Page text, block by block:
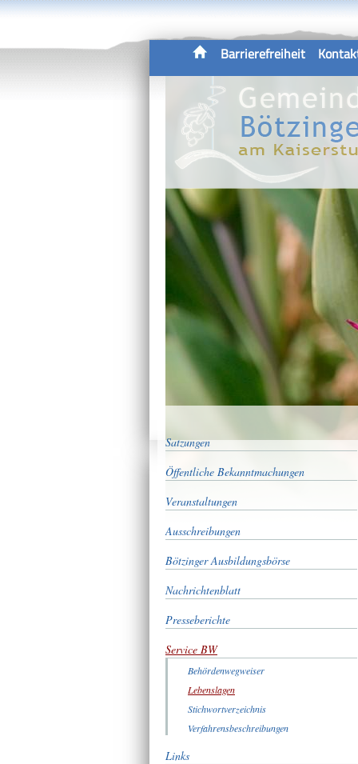
Barrierefreiheit
Satzungen
Öffentliche Bekanntmachungen
Veranstaltungen
Ausschreibungen
Bötzinger Ausbildungsbörse
Nachrichtenblatt
Presseberichte
Service BW
Behördenwegweiser
Lebenslagen
Stichwortverzeichnis
Verfahrensbeschreibungen
Links